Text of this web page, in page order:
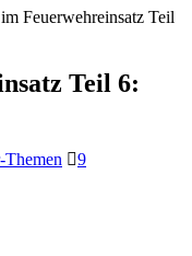
Feuerwehreinsatz Teil
Teil 6:
Themen 9